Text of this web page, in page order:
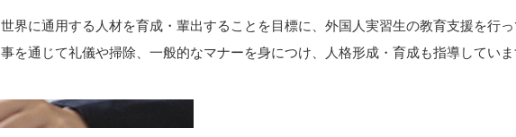
世界に通用する人材を育成・輩出することを目標に、外国人実習生の教育支援を行
事を通じて礼儀や掃除、一般的なマナーを身につけ、人格形成・育成も指導していま